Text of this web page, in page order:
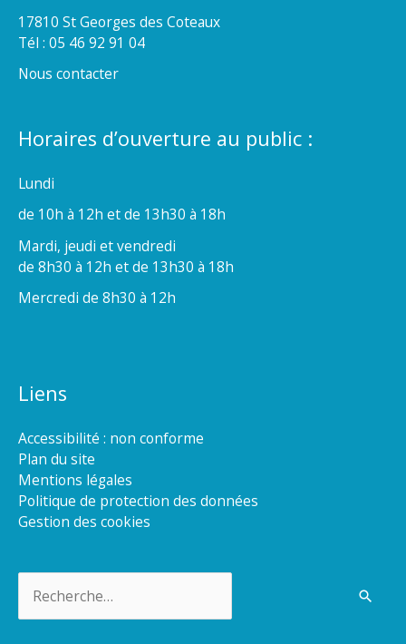
17810 St Georges des Coteaux
Tél : 05 46 92 91 04
Nous contacter
Horaires d’ouverture au public :
Lundi
de 10h à 12h et de 13h30 à 18h
Mardi, jeudi et vendredi
de 8h30 à 12h et de 13h30 à 18h
Mercredi de 8h30 à 12h
Liens
Accessibilité : non conforme
Plan du site
Mentions légales
Politique de protection des données
Gestion des cookies